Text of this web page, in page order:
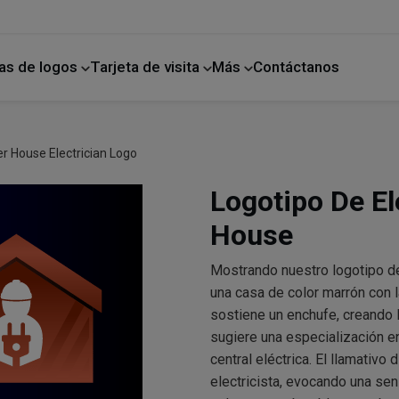
de logos Tarjeta de visita Más Contáctanos
House Electrician Logo
Logotipo De
House
Mostrando nuestro logotipo
una casa de color marrón con
sostiene un enchufe,
sugiere una especialización
central eléctrica. El llamativo
electricista, evocando una